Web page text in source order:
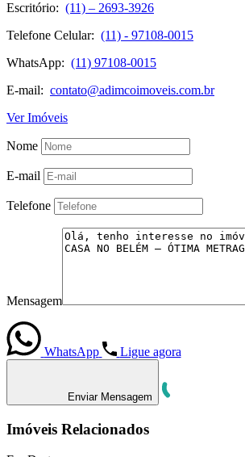
Escritório: (11) – 2693-3926
Telefone Celular: (11) - 97108-0015
WhatsApp: (11) 97108-0015
E-mail: contato@adimcoimoveis.com.br
Ver Imóveis
Nome
E-mail
Telefone
Mensagem
WhatsApp Ligue agora
Enviar Mensagem
Imóveis Relacionados